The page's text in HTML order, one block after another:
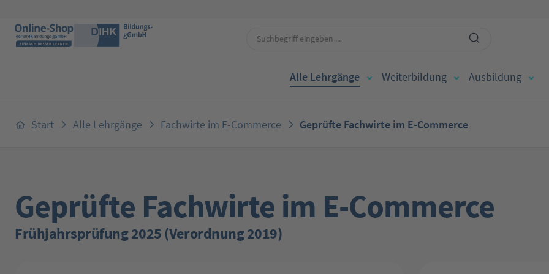
Alle Lehrgänge Weiterbildung Ausbildung
Start Alle Lehrgänge Fachwirte im E-Commerce Geprüfte Fachwirte im E-Commerce
Geprüfte Fachwirte im E-Commerce
Frühjahrsprüfung 2025 (Verordnung 2019)